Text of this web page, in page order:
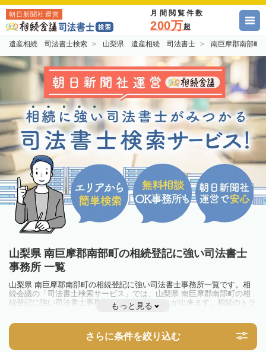
朝日新聞社運営 月間閲覧件数
200万超
遺産相続 司法書士検索 山梨県 遺産相続 司法書士 南巨摩郡南部
山梨県 南巨摩郡南部町の相続登記に強い司法書士
事務所 一覧
山梨県 南巨摩郡南部町の相続登記に強い司法書士事務所一覧です。相
続会議の「司法書士検索サービス」では、山梨県 南巨摩郡南部町の相
続登記に強い司法書士事務所を一覧で見ることが出来ます。相続のトラ
ブルやお悩みを抱えている方は一度近隣の司法書士に相談してみましょ
2024年4月1日から相続登記が義務化されました。
不動産を相続した場合、相続を知った日から3年以内に登記しないと、
10万円以下の過料が科せられるため、速やかな手続きが必要です。義務
もっと見る
さらに条件を絞り込む